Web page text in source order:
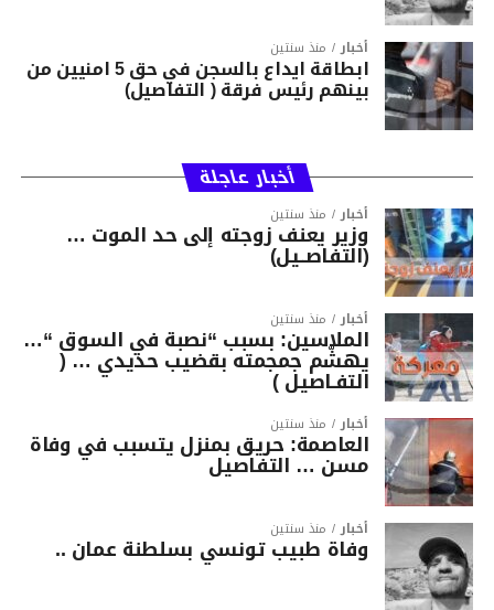
أخبار منذ سنتين
ابطاقة ايداع بالسجن في حق 5 امنيين من
بينهم رئيس فرقة ( التفاصيل)
أخبار عاجلة
أخبار منذ سنتين
وزير يعنف زوجته إلى حد الموت …
(التفاصــيل)
أخبار منذ سنتين
الملاسين: بسبب “نصبة في السوق “…
يهشّم جمجمته بقضيب حديدي … (
التفـاصيل )
أخبار منذ سنتين
العاصمة: حريق بمنزل يتسبب في وفاة
مسن … التفاصيل
أخبار منذ سنتين
وفاة طبيب تونسي بسلطنة عمان ..